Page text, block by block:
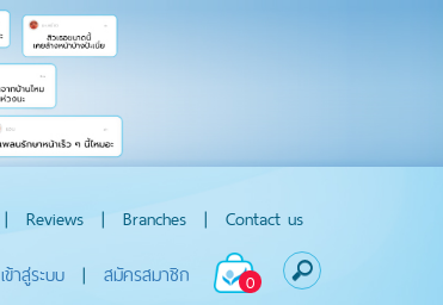
| Reviews | Branches | Contact us
0
เข้าสู่ระบบ | สมัครสมาชิก